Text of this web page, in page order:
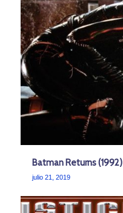
Batman Returns (1992)
julio 21, 2019